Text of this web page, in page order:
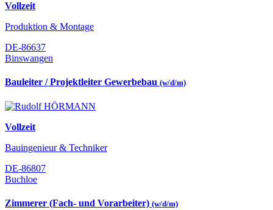
Vollzeit
Produktion & Montage
DE-86637
Binswangen
Bauleiter / Projektleiter Gewerbebau (w/d/m)
Vollzeit
Bauingenieur & Techniker
DE-86807
Buchloe
Zimmerer (Fach- und Vorarbeiter) (w/d/m)